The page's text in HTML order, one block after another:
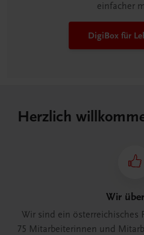
einfacher
DigiBox für
Herzlich
Wir
Wir sind ein
75 Mitarbeiterinnen und